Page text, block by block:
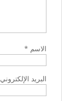
الاسم *
البريد الإلكتروني